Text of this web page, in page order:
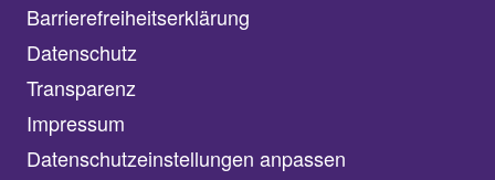
Barrierefreiheitserklärung
Datenschutz
Transparenz
Impressum
Datenschutzeinstellungen anpassen